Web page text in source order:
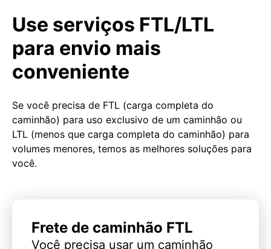
Use serviços FTL/LTL
para envio mais
conveniente
Se você precisa de FTL (carga completa do
caminhão) para uso exclusivo de um caminhão ou
LTL (menos que carga completa do caminhão) para
volumes menores, temos as melhores soluções para
você.
Frete de caminhão FTL
Você precisa usar um caminhão